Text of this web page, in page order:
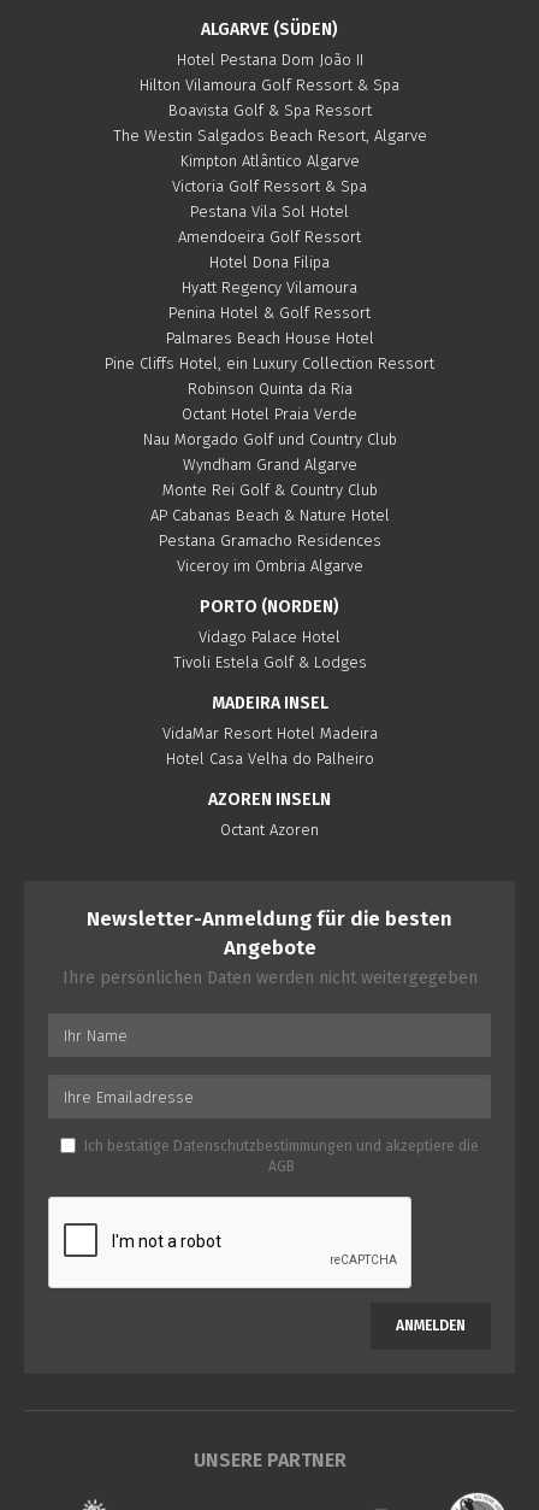
ALGARVE (SÜDEN)
Hotel Pestana Dom João II
Hilton Vilamoura Golf Ressort & Spa
Boavista Golf & Spa Ressort
The Westin Salgados Beach Resort, Algarve
Kimpton Atlântico Algarve
Victoria Golf Ressort & Spa
Pestana Vila Sol Hotel
Amendoeira Golf Ressort
Hotel Dona Filipa
Hyatt Regency Vilamoura
Penina Hotel & Golf Ressort
Palmares Beach House Hotel
Pine Cliffs Hotel, ein Luxury Collection Ressort
Robinson Quinta da Ria
Octant Hotel Praia Verde
Nau Morgado Golf und Country Club
Wyndham Grand Algarve
Monte Rei Golf & Country Club
AP Cabanas Beach & Nature Hotel
Pestana Gramacho Residences
Viceroy im Ombria Algarve
PORTO (NORDEN)
Vidago Palace Hotel
Tivoli Estela Golf & Lodges
MADEIRA INSEL
VidaMar Resort Hotel Madeira
Hotel Casa Velha do Palheiro
AZOREN INSELN
Octant Azoren
Newsletter-Anmeldung für die besten
Angebote
Ihre persönlichen Daten werden nicht weitergegeben
Ich bestätige Datenschutzbestimmungen und akzeptiere die
AGB
ANMELDEN
UNSERE PARTNER